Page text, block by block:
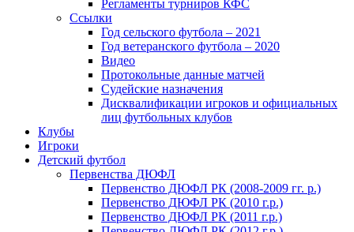
Регламенты турниров КФС
Ссылки
Год сельского футбола – 2021
Год ветеранского футбола – 2020
Видео
Протокольные данные матчей
Судейские назначения
Дисквалификации игроков и официальных
лиц футбольных клубов
Клубы
Игроки
Детский футбол
Первенства ДЮФЛ
Первенство ДЮФЛ РК (2008-2009 гг. р.)
Первенство ДЮФЛ РК (2010 г.р.)
Первенство ДЮФЛ РК (2011 г.р.)